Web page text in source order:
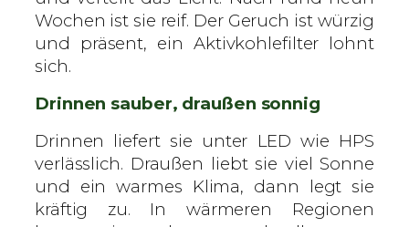
Wochen ist sie reif. Der Geruch ist würzig
und präsent, ein Aktivkohlefilter lohnt
sich.
Drinnen sauber, draußen sonnig
Drinnen liefert sie unter LED wie HPS
verlässlich. Draußen liebt sie viel Sonne
und ein warmes Klima, dann legt sie
kräftig zu. In wärmeren Regionen